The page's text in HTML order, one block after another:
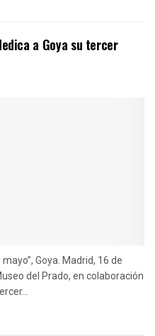
a Goya su tercer
Goya. Madrid, 16 de
del Prado, en colaboración